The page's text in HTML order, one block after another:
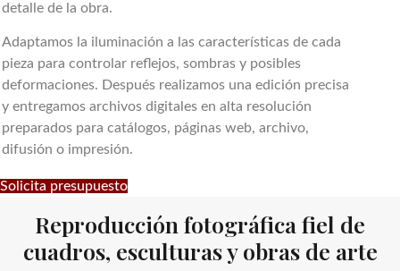
detalle de la obra.
Adaptamos la iluminación a las características de cada
pieza para controlar reflejos, sombras y posibles
deformaciones. Después realizamos una edición precisa
y entregamos archivos digitales en alta resolución
preparados para catálogos, páginas web, archivo,
difusión o impresión.
Solicita presupuesto
Reproducción fotográfica fiel de
cuadros, esculturas y obras de arte